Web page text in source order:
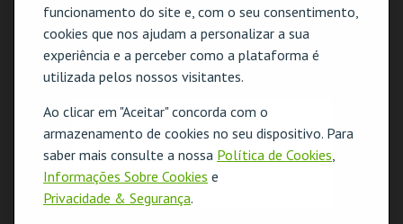
funcionamento do site e, com o seu consentimento,
cookies que nos ajudam a personalizar a sua
experiência e a perceber como a plataforma é
utilizada pelos nossos visitantes.
Ao clicar em "Aceitar" concorda com o
armazenamento de cookies no seu dispositivo. Para
saber mais consulte a nossa Política de Cookies,
Informações Sobre Cookies e
Privacidade & Segurança.
O evento escolhido não está disponível
OK